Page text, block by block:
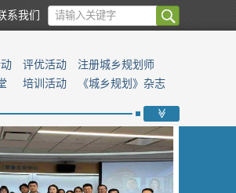
系我们
评优活动
注册城乡规划师
培训活动 《城乡规划》杂志
>>